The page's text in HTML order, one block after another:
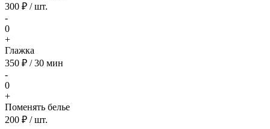
300 ₽ / шт.
-
0
+
Глажка
350 ₽ / 30 мин
-
0
+
Поменять белье
200 ₽ / шт.